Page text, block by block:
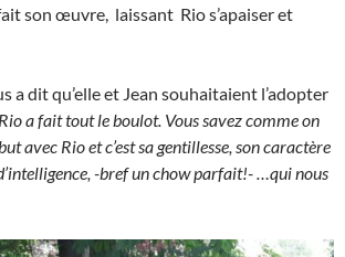
son œuvre, laissant Rio s’apaiser et
a dit qu’elle et Jean souhaitaient l’adopter
Rio a fait tout le boulot. Vous savez comme on
avec Rio et c’est sa gentillesse, son caractère
-bref un chow parfait!- …qui nous